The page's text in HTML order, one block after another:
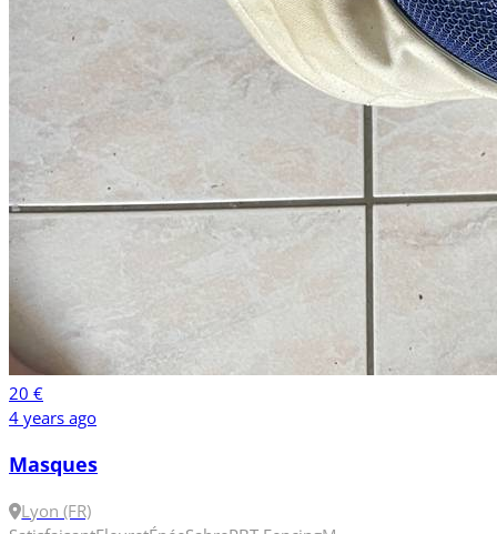
20 €
4 years ago
Masques
Lyon (FR)